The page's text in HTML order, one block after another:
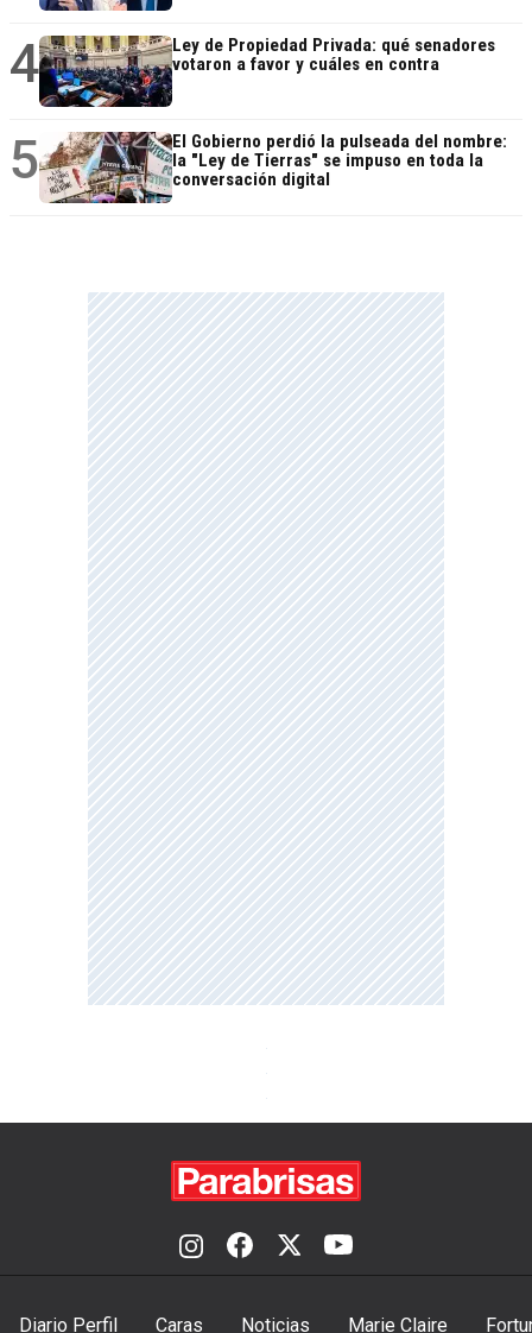
4
Ley de Propiedad Privada: qué senadores
votaron a favor y cuáles en contra
5
El Gobierno perdió la pulseada del nombre:
la "Ley de Tierras" se impuso en toda la
conversación digital
Diario Perfil Caras Noticias Marie Claire